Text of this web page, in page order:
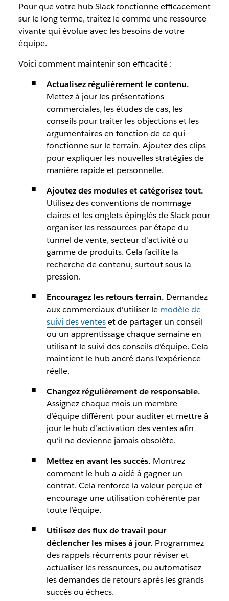
Pour que votre hub Slack fonctionne efficacement
sur le long terme, traitez-le comme une ressource
vivante qui évolue avec les besoins de votre
équipe.
Voici comment maintenir son efficacité :
Actualisez régulièrement le contenu.
Mettez à jour les présentations
commerciales, les études de cas, les
conseils pour traiter les objections et les
argumentaires en fonction de ce qui
fonctionne sur le terrain. Ajoutez des clips
pour expliquer les nouvelles stratégies de
manière rapide et personnelle.
Ajoutez des modules et catégorisez tout.
Utilisez des conventions de nommage
claires et les onglets épinglés de Slack pour
organiser les ressources par étape du
tunnel de vente, secteur d'activité ou
gamme de produits. Cela facilite la
recherche de contenu, surtout sous la
pression.
Encouragez les retours terrain. Demandez
aux commerciaux d'utiliser le modèle de
suivi des venteset de partager un conseil
ou un apprentissage chaque semaine en
utilisant le suivi des conseils d’équipe. Cela
maintient le hub ancré dans l'expérience
réelle.
Changez régulièrement de responsable.
Assignez chaque mois un membre
d’équipe différent pour auditer et mettre à
jour le hub d’activation des ventes afin
qu'il ne devienne jamais obsolète.
Mettez en avant les succès. Montrez
comment le hub a aidé à gagner un
contrat. Cela renforce la valeur perçue et
encourage une utilisation cohérente par
toute l’équipe.
Utilisez des flux de travail pour
déclencher les mises à jour. Programmez
des rappels récurrents pour réviser et
actualiser les ressources, ou automatisez
les demandes de retours après les grands
succès ou échecs.